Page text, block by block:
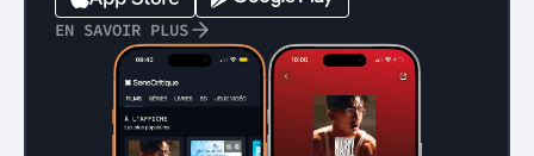
EN SAVOIR PLUS